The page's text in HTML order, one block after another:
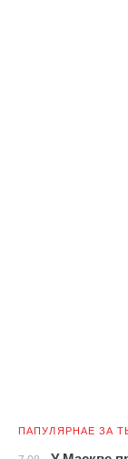
ПАПУЛЯРНАЕ ЗА